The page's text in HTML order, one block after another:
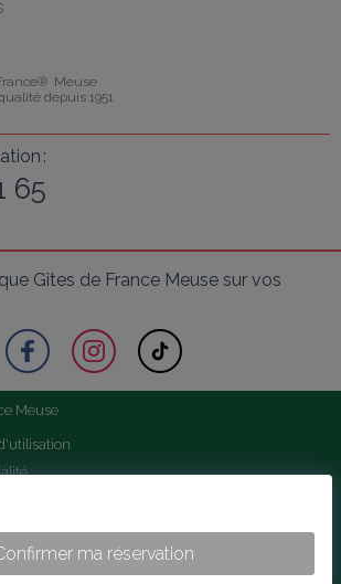
Meuse
depuis 1951
:
65
Gîtes de France Meuse sur vos
Meuse
vente
de plain-pied -tarif tout inclus
ma réservation